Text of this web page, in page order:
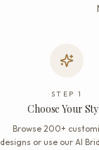
STEP 1
Choose Your
Browse 200+
designs or use our AI